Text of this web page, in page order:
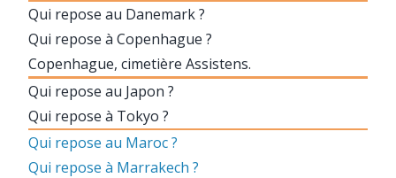
Qui repose au Danemark ?
Qui repose à Copenhague ?
Copenhague, cimetière Assistens.
Qui repose au Japon ?
Qui repose à Tokyo ?
Qui repose au Maroc ?
Qui repose à Marrakech ?